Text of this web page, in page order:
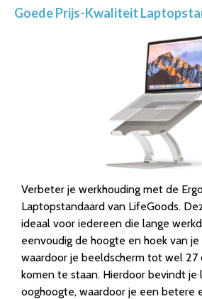
Goede Prijs-Kwaliteit
Verbeter je werkhouding met de
Laptopstandaard van LifeGoods.
ideaal voor iedereen die lange
eenvoudig de hoogte en hoek van
waardoor je beeldscherm tot wel 27
komen te staan. Hierdoor bevindt je
ooghoogte, waardoor je een betere